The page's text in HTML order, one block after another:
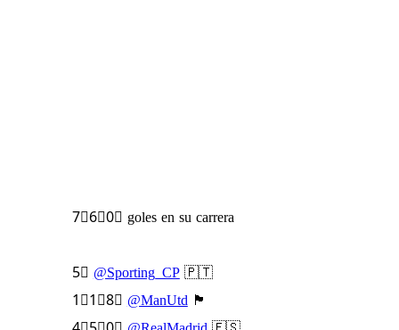
7⃣6⃣0⃣ goles en su carrera
5⃣@Sporting_CP🇵🇹
1⃣1⃣8⃣@ManUtd🏴󠁧󠁢󠁥󠁮󠁧󠁿